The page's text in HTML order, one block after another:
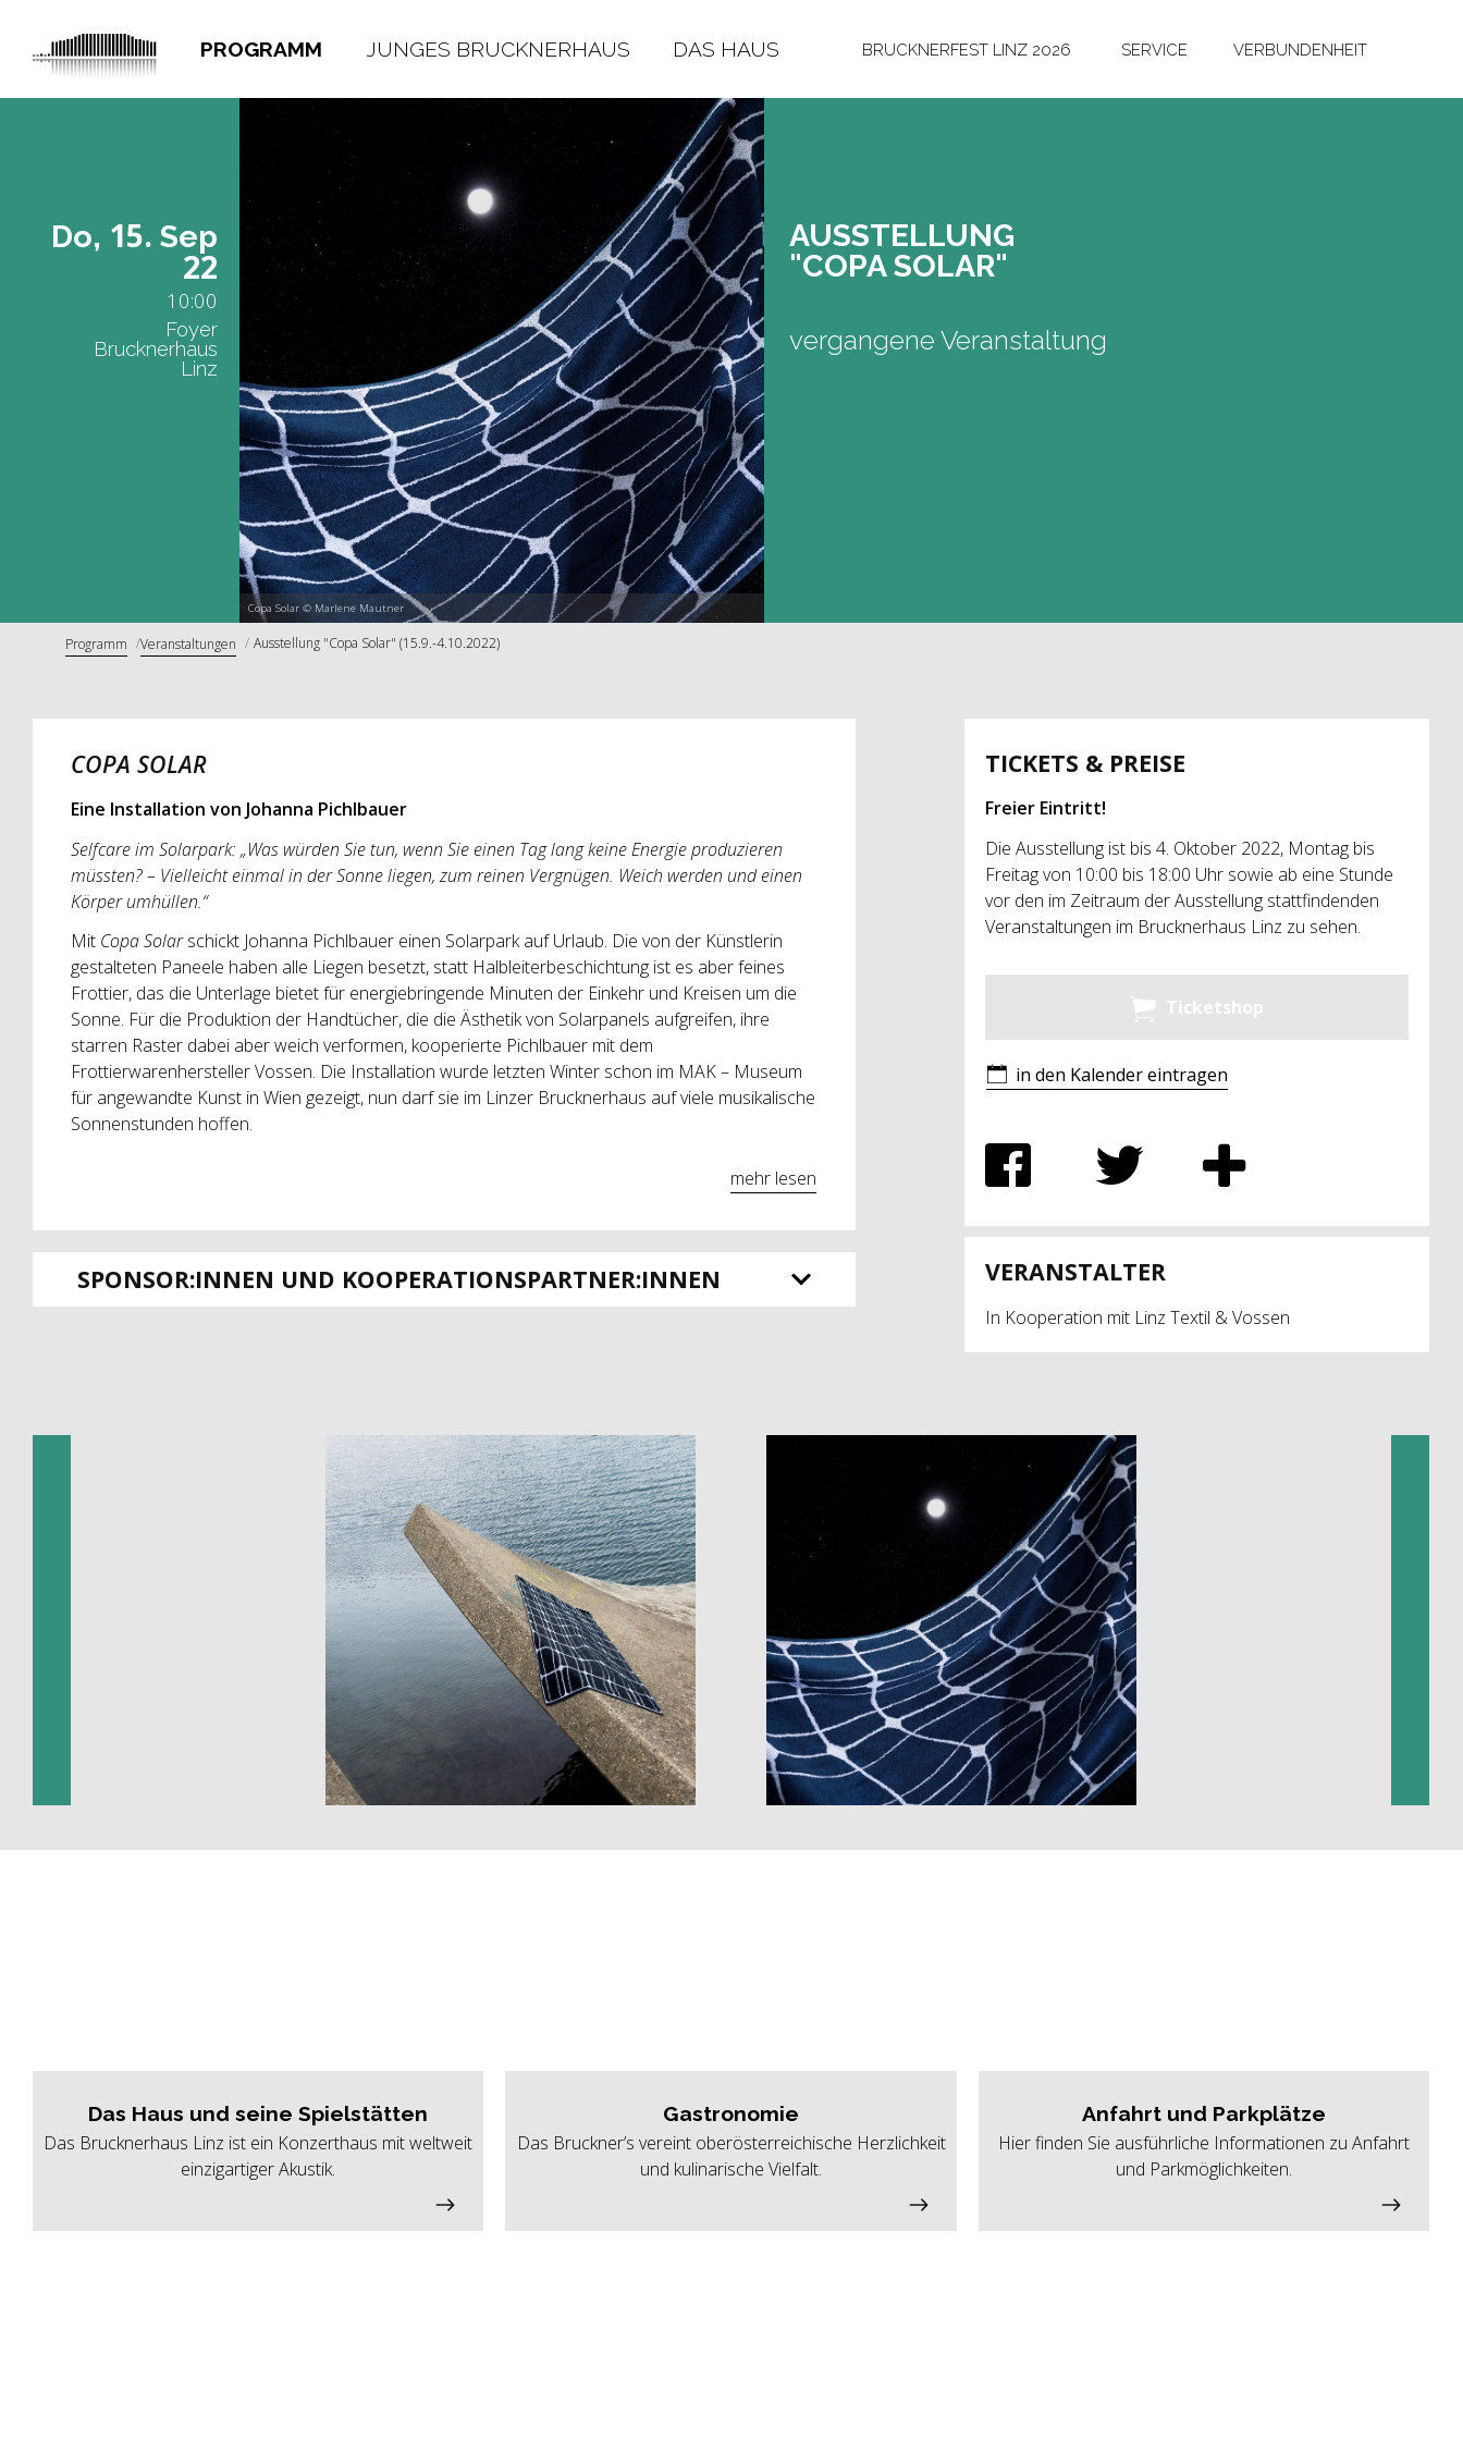
PROGRAMM JUNGES BRUCKNERHAUS DAS HAUS BRUCKNERFEST LINZ 2026 SERVICE VERBUNDENHEIT
Copa Solar © Marlene Mautner
Do, 15. Sep
22
10:00
Foyer
Brucknerhaus
Linz
AUS­STEL­LUNG
"COPA SOLAR"
vergangene Veranstaltung
Programm Veranstaltungen Ausstellung "Copa Solar" (15.9.-4.10.2022)
COPA SOLAR
Eine Installation von Johanna Pichlbauer
Selfcare im Solarpark: „Was würden Sie tun, wenn Sie einen Tag lang keine Energie produzieren
müssten? – Vielleicht einmal in der Sonne liegen, zum reinen Vergnügen. Weich werden und einen
Körper umhüllen.“
Mit Copa Solarschickt Johanna Pichlbauer einen Solarpark auf Urlaub. Die von der Künstlerin
gestalteten Paneele haben alle Liegen besetzt, statt Halbleiterbeschichtung ist es aber feines
Frottier, das die Unterlage bietet für energiebringende Minuten der Einkehr und Kreisen um die
Sonne. Für die Produktion der Handtücher, die die Ästhetik von Solarpanels aufgreifen, ihre
starren Raster dabei aber weich verformen, kooperierte Pichlbauer mit dem
Frottierwarenhersteller Vossen. Die Installation wurde letzten Winter schon im MAK – Museum
für angewandte Kunst in Wien gezeigt, nun darf sie im Linzer Brucknerhaus auf viele musikalische
Sonnenstunden hoffen.
mehr lesen
SPONSOR:INNEN UND KOOPERATIONSPARTNER:INNEN
TICKETS & PREISE
Freier Eintritt!
Die Ausstellung ist bis 4. Oktober 2022, Montag bis
Freitag von 10:00 bis 18:00 Uhr sowie ab eine Stunde
vor den im Zeitraum der Ausstellung stattfindenden
Veranstaltungen im Brucknerhaus Linz zu sehen.
Ticketshop
in den Kalender eintragen
VERANSTALTER
In Kooperation mit Linz Textil & Vossen
Das Haus und seine Spielstätten
Das Brucknerhaus Linz ist ein Konzerthaus mit weltweit
einzigartiger Akustik.
Gastronomie
Das Bruckner’s vereint oberösterreichische Herzlichkeit
und kulinarische Vielfalt.
Anfahrt und Parkplätze
Hier finden Sie ausführliche Informationen zu Anfahrt
und Parkmöglichkeiten.